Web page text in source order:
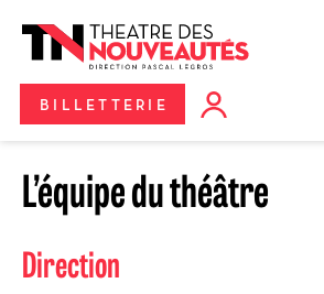
BILLETTERIE
L’équipe du théâtre
Direction